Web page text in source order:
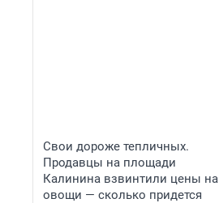
Свои дороже тепличных.
Продавцы на площади
Калинина взвинтили цены на
овощи — сколько придется